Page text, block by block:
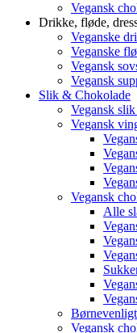
Vegansk
Drikke, fløde,
Veganske
Veganske
Vegansk
Vegansk
Slik & Chokolade
Vegansk
Vegansk
Vegansk
Alle
Vegansk